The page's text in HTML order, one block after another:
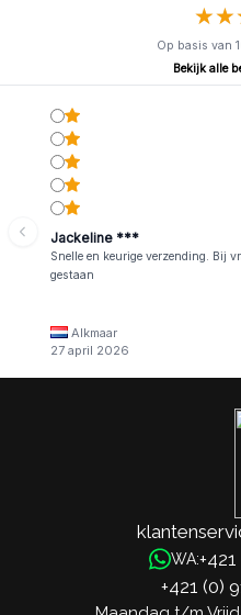
★★
★★
Op basis van
Bekijk alle
Jackeline ***
Snelle en keurige verzending. Bij
gestaan
Alkmaar
27 april 2026
WA:
+421 (0)